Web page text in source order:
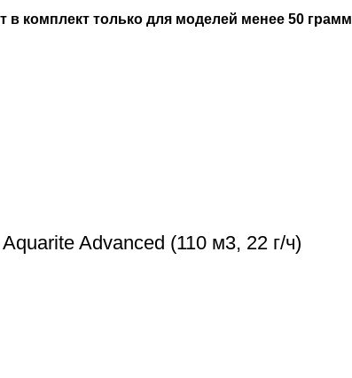
в комплект только для моделей менее 50 грамм
Advanced (110 м3, 22 г/ч)